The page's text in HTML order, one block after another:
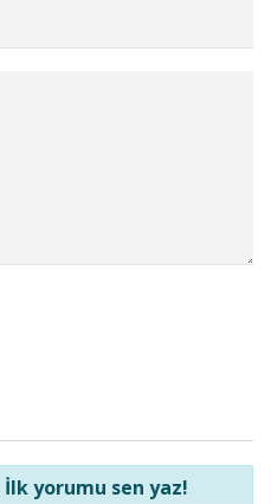
İlk yorumu sen yaz!